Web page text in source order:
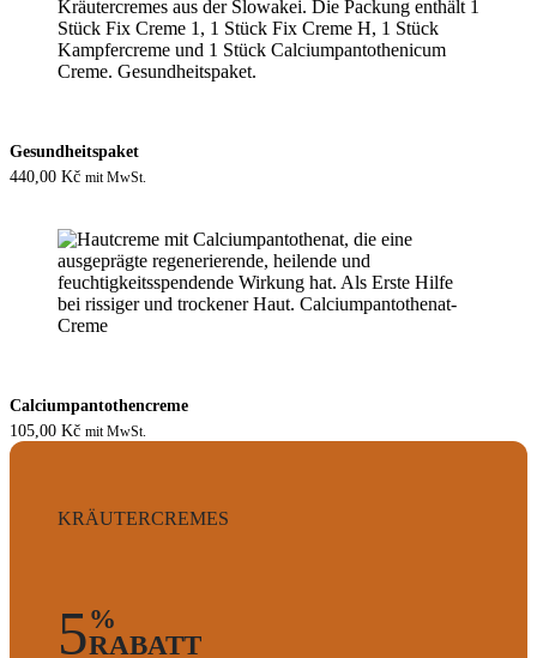
Gesundheitspaket
440,00 Kč mit MwSt.
Calciumpantothencreme
105,00 Kč mit MwSt.
KRÄUTERCREMES
5%
RABATT